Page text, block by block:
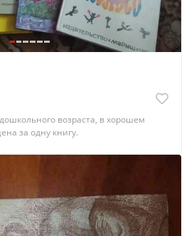
возраста, в хорошем
за одну книгу.